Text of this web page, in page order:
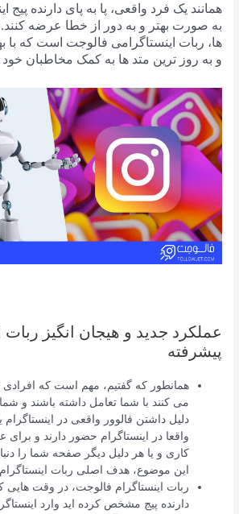
همانند یک فرد واقعی، پا به پای دارنده پیج
به صورت بهتر و به دور از خطا عرضه کنند.
ها، ربات اینستاگرامی فالوجت است که با
و به روز ترین متد ها به کمک مخاطبان
عملکرد جدید و هیجان انگیز ربات
پیشرفته
همانطور که گفتیم، مهم است که افرادی
می کنند با شما تعامل داشته باشند و شما
دلیل داشتن فالوور واقعی در اینستاگرام
واقعا در اینستاگرام حضور دارند و
کاری و یا هر دلیل دیگر صفحه شما را
این موضوع، هدف اصلی ربات
ربات اینستاگرام فالوجت، در وقت هایی
دارنده پیج مشخص کرده اید وارد